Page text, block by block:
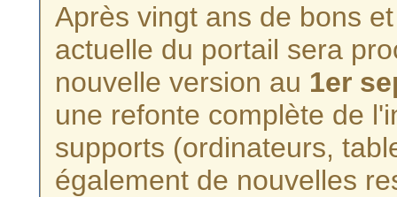
Après vingt ans de bons
actuelle du portail sera
nouvelle version au 1er
une refonte complète de
supports (ordinateurs,
également de nouvelles